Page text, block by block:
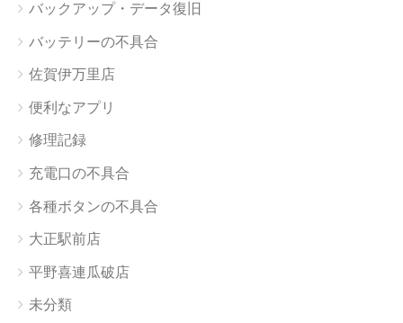
バックアップ・データ復旧
バッテリーの不具合
佐賀伊万里店
便利なアプリ
修理記録
充電口の不具合
各種ボタンの不具合
大正駅前店
平野喜連瓜破店
未分類